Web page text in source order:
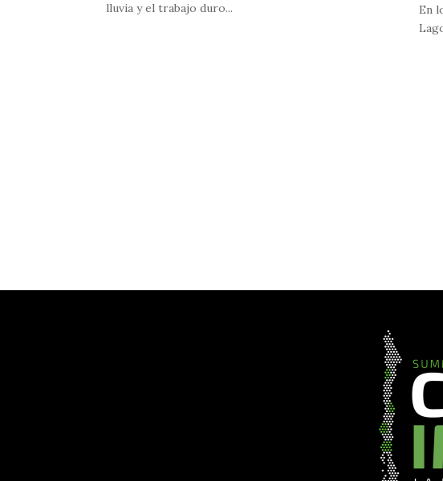
lluvia y el trabajo duro...
En